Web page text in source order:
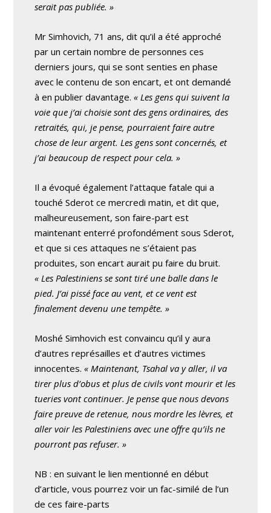
serait pas publiée. »
Mr Simhovich, 71 ans, dit qu’il a été approché
par un certain nombre de personnes ces
derniers jours, qui se sont senties en phase
avec le contenu de son encart, et ont demandé
à en publier davantage.« Les gens qui suivent la
voie que j’ai choisie sont des gens ordinaires, des
retraités, qui, je pense, pourraient faire autre
chose de leur argent. Les gens sont concernés, et
j’ai beaucoup de respect pour cela. »
Il a évoqué également l’attaque fatale qui a
touché Sderot ce mercredi matin, et dit que,
malheureusement, son faire-part est
maintenant enterré profondément sous Sderot,
et que si ces attaques ne s’étaient pas
produites, son encart aurait pu faire du bruit.
« Les Palestiniens se sont tiré une balle dans le
pied. J’ai pissé face au vent, et ce vent est
finalement devenu une tempête. »
Moshé Simhovich est convaincu qu’il y aura
d’autres représailles et d’autres victimes
innocentes.« Maintenant, Tsahal va y aller, il va
tirer plus d’obus et plus de civils vont mourir et les
tueries vont continuer. Je pense que nous devons
faire preuve de retenue, nous mordre les lèvres, et
aller voir les Palestiniens avec une offre qu’ils ne
pourront pas refuser. »
NB : en suivant le lien mentionné en début
d’article, vous pourrez voir un fac-similé de l’un
de ces faire-parts